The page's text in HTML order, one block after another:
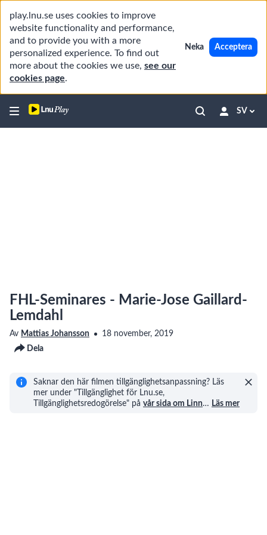
play.lnu.se uses cookies to improve
website functionality and performance,
and to provide you with a more
personalized experience. To find out
more about the cookies we use, see our
cookies page.
Neka Acceptera
SV
FHL-Seminares - Marie-Jose Gaillard-
Lemdahl
Av Mattias Johansson
18 november, 2019
Dela
Saknar den här filmen tillgänglighetsanpassning? Läs
mer under "Tillgänglighet för Lnu.se,
Tillgänglighetsredogörelse" på vår sida om Linn… Läs mer